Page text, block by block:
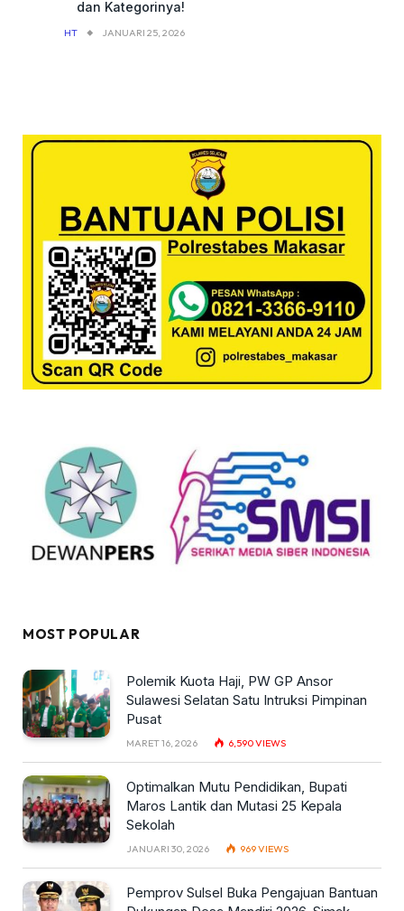
dan Kategorinya!
HT JANUARI 25, 2026
MOST POPULAR
Polemik Kuota Haji, PW GP Ansor
Sulawesi Selatan Satu Intruksi Pimpinan
Pusat
MARET 16, 2026 6,590VIEWS
Optimalkan Mutu Pendidikan, Bupati
Maros Lantik dan Mutasi 25 Kepala
Sekolah
JANUARI 30, 2026 969VIEWS
Pemprov Sulsel Buka Pengajuan Bantuan